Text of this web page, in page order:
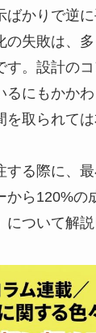
ばかりで逆
の失敗は、
す。設計の
るにもかか
を取られて
する際に、
から120%の
ついて解説